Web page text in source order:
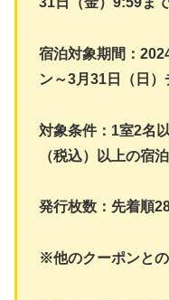
宿泊対象期間：
ン～3月31日（日）
対象条件：1室2名
（税込）以上の宿泊
発行枚数：先着順
※他のクーポンと